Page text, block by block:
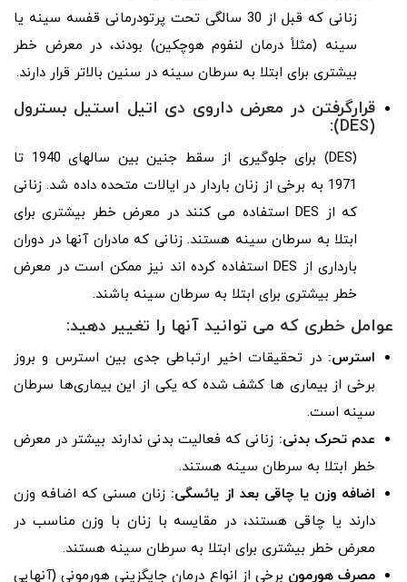
زنانی که قبل از 30 سالگی تحت پرتودرمانی قفسه سینه یا
سینه (مثلاً درمان لنفوم هوچکین) بودند، در معرض خطر
بیشتری برای ابتلا به سرطان سینه در سنین بالاتر قرار دارند.
قرارگرفتن در معرض داروی دی اتیل استیل بسترول
(DES):
(DES) برای جلوگیری از سقط جنین بین سالهای 1940 تا
1971 به برخی از زنان باردار در ایالات متحده داده شد. زنانی
که از DES استفاده می کنند در معرض خطر بیشتری برای
ابتلا به سرطان سینه هستند. زنانی که مادران آنها در دوران
بارداری از DES استفاده کرده اند نیز ممکن است در معرض
خطر بیشتری برای ابتلا به سرطان سینه باشند.
عوامل خطری که می توانید آنها را تغییر دهید:
استرس: در تحقیقات اخیر ارتباطی جدی بین استرس و بروز
برخی از بیماری ها کشف شده که یکی از این بیماری‌ها سرطان
سینه است.
عدم تحرک بدنی: زنانی که فعالیت بدنی ندارند بیشتر در معرض
خطر ابتلا به سرطان سینه هستند.
اضافه وزن یا چاقی بعد از یائسگی: زنان مسنی که اضافه وزن
دارند یا چاقی هستند، در مقایسه با زنان با وزن مناسب در
معرض خطر بیشتری برای ابتلا به سرطان سینه هستند.
مصرف هورمون برخی از انواع درمان جایگزینی هورمونی (آنهایی